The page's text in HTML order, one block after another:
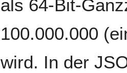
als 64-Bit-
100.000.000
wird. In der